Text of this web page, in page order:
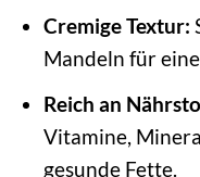
Cremige Textur:
Mandeln für
Reich an
Vitamine,
gesunde Fette.